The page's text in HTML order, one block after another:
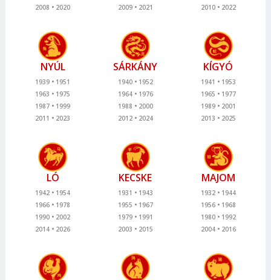
2008
2020
2009
2021
2010
2022
NYÚL
1939
1951
1963
1975
1987
1999
2011
2023
SÁRKÁNY
1940
1952
1964
1976
1988
2000
2012
2024
KÍGYÓ
1941
1953
1965
1977
1989
2001
2013
2025
LÓ
1942
1954
1966
1978
1990
2002
2014
2026
KECSKE
1931
1943
1955
1967
1979
1991
2003
2015
MAJOM
1932
1944
1956
1968
1980
1992
2004
2016